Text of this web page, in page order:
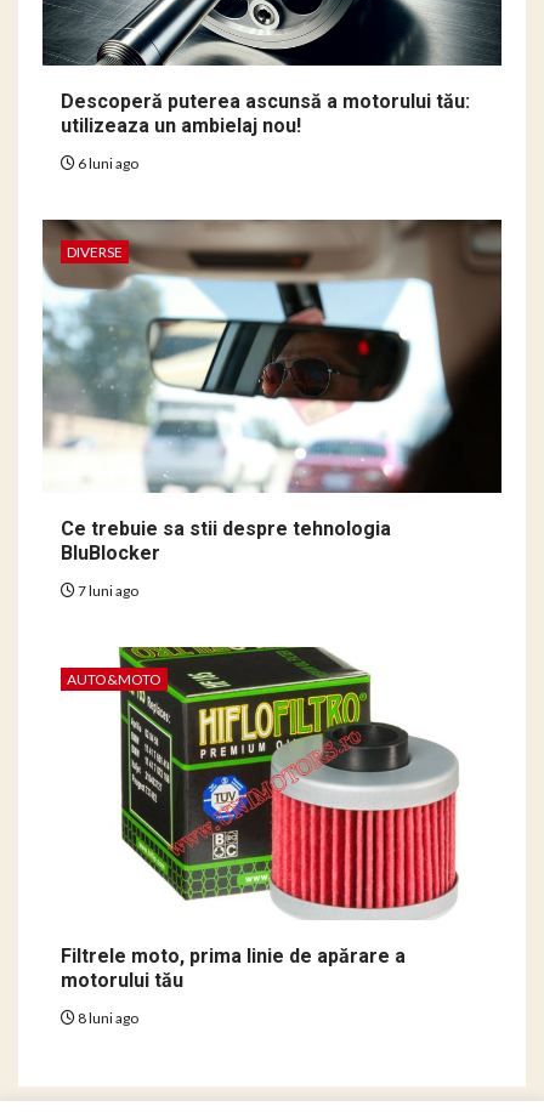
Descoperă puterea ascunsă a motorului tău:
utilizeaza un ambielaj nou!
6 luni ago
DIVERSE
Ce trebuie sa stii despre tehnologia
BluBlocker
7 luni ago
AUTO&MOTO
Filtrele moto, prima linie de apărare a
motorului tău
8 luni ago